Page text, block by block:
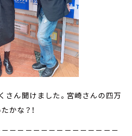
さん聞けました。宮崎さんの四万
かな？！
－－－－－－－－－－－－－－